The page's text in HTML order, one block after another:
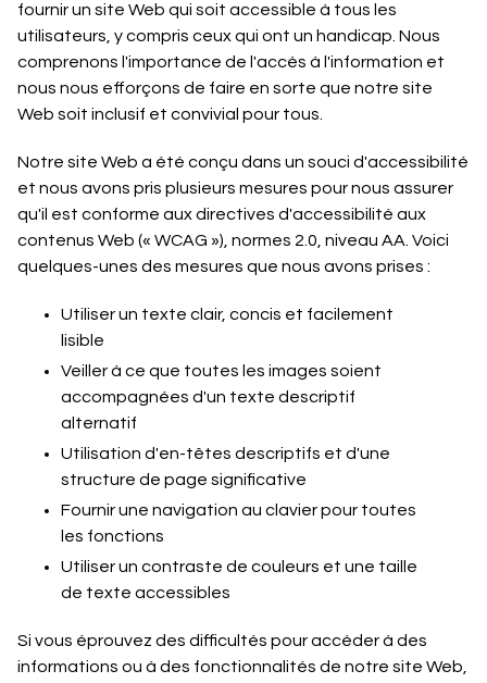
fournir un site Web qui soit accessible à tous les
utilisateurs, y compris ceux qui ont un handicap. Nous
comprenons l'importance de l'accès à l'information et
nous nous efforçons de faire en sorte que notre site
Web soit inclusif et convivial pour tous.
Notre site Web a été conçu dans un souci d'accessibilité
et nous avons pris plusieurs mesures pour nous assurer
qu'il est conforme aux directives d'accessibilité aux
contenus Web (« WCAG »), normes 2.0, niveau AA. Voici
quelques-unes des mesures que nous avons prises :
Utiliser un texte clair, concis et facilement
lisible
Veiller à ce que toutes les images soient
accompagnées d'un texte descriptif
alternatif
Utilisation d'en-têtes descriptifs et d'une
structure de page significative
Fournir une navigation au clavier pour toutes
les fonctions
Utiliser un contraste de couleurs et une taille
de texte accessibles
Si vous éprouvez des difficultés pour accéder à des
informations ou à des fonctionnalités de notre site Web,